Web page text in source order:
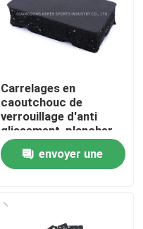
Carrelages en
caoutchouc de
verrouillage d'anti
glissement, plancher
20mm en caoutchouc
à haute densité de
gymnase
envoyer une